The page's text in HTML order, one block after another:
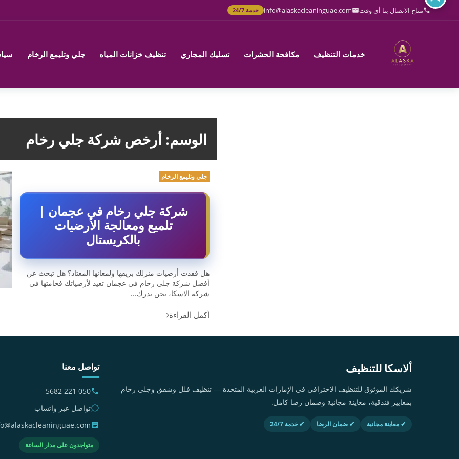
تخطي
متاح الاتصال بنا أي وقت info@alaskacleaninguae.com خدمة 24/7
خدمات التنظيف مكافحة الحشرات تسليك المجاري تنظيف خزانات المياه جلي وتليمع الرخام
الوسم:أرخص شركة جلي رخام
جلي وتليمع الرخام
شركة جلي رخام في عجمان |
تلميع ومعالجة الأرضيات
بالكريستال
هل فقدت أرضيات منزلك بريقها ولمعانها المعتاد؟ هل تبحث عن
أفضل شركة جلي رخام في عجمان تعيد لأرضياتك فخامتها في
شركة الاسكا، نحن ندرك...
أكمل القراءة
ألاسكا للتنظيف
شريكك الموثوق للتنظيف الاحترافي في الإمارات العربية المتحدة — تنظيف فلل وشقق وجلي رخام
بمعايير فندقية، معاينة مجانية وضمان رضا كامل.
✔ معاينة مجانية ✔ ضمان الرضا ✔ خدمة 24/7
تواصل معنا
050 221 5682
تواصل عبر واتساب
متواجدون على مدار الساعة